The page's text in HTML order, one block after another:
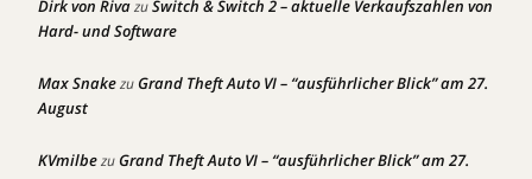
Dirk von RivazuSwitch & Switch 2 – aktuelle Verkaufszahlen von
Hard- und Software
Max SnakezuGrand Theft Auto VI – “ausführlicher Blick” am 27.
August
KVmilbezuGrand Theft Auto VI – “ausführlicher Blick” am 27.